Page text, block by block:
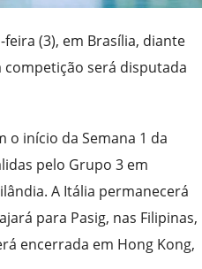
(3), em Brasília, diante
será disputada
início da Semana 1 da
pelo Grupo 3 em
A Itália permanecerá
para Pasig, nas Filipinas,
encerrada em Hong Kong,